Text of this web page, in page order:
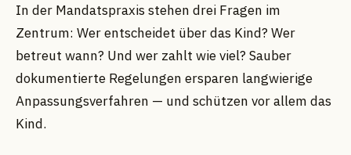
In der Mandatspraxis stehen drei Fragen im
Zentrum: Wer entscheidet über das Kind? Wer
betreut wann? Und wer zahlt wie viel? Sauber
dokumentierte Regelungen ersparen langwierige
Anpassungsverfahren — und schützen vor allem das
Kind.